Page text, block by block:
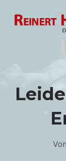
Inhalt
Von